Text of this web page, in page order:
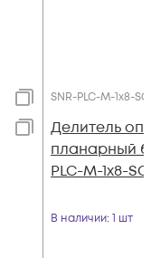
SNR-PLC-M-1x8-
Делитель
планарный
PLC-M-1x8-
В наличии: 1 шт